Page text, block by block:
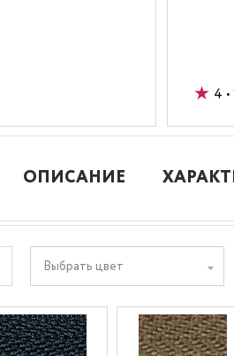
4
ОПИСАНИЕ
Выбрать цвет